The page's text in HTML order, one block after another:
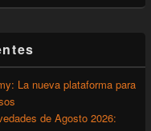
La nueva plataforma para
de Agosto 2026: